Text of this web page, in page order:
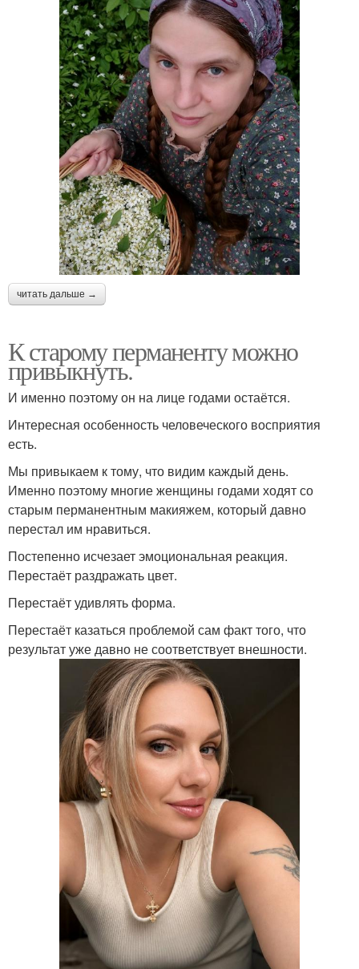
читать дальше →
К старому перманенту можно
привыкнуть.
И именно поэтому он на лице годами остаётся.
Интересная особенность человеческого восприятия
есть.
Мы привыкаем к тому, что видим каждый день.
Именно поэтому многие женщины годами ходят со
старым перманентным макияжем, который давно
перестал им нравиться.
Постепенно исчезает эмоциональная реакция.
Перестаёт раздражать цвет.
Перестаёт удивлять форма.
Перестаёт казаться проблемой сам факт того, что
результат уже давно не соответствует внешности.